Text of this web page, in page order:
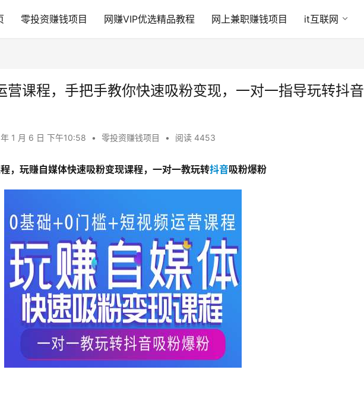
零投资赚钱项目 网赚VIP优选精品教程 网上兼职赚钱项目 it互联网
营课程，手把手教你快速吸粉变现，一对一指导玩转抖音
1 月 6 日 下午10:58 • 零投资赚钱项目 • 阅读 4453
，玩赚自媒体快速吸粉变现课程，一对一教玩转抖音吸粉爆粉